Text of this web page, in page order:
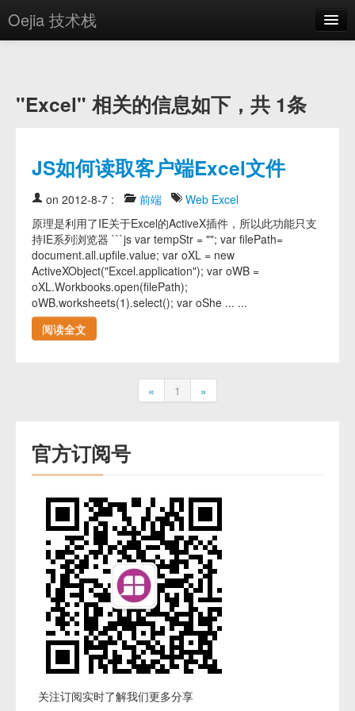
Oejia 技术栈
方案
分享
编辑器
登录
"Excel" 相关的信息如下，共 1条
JS如何读取客户端Excel文件
on 2012-8-7 : 前端 Web Excel
原理是利用了IE关于Excel的ActiveX插件，所以此功能只支
持IE系列浏览器 ```js var tempStr = ""; var filePath=
document.all.upfile.value; var oXL = new
ActiveXObject("Excel.application"); var oWB =
oXL.Workbooks.open(filePath);
oWB.worksheets(1).select(); var oShe ... ...
阅读全文
« 1 »
官方订阅号
关注订阅实时了解我们更多分享